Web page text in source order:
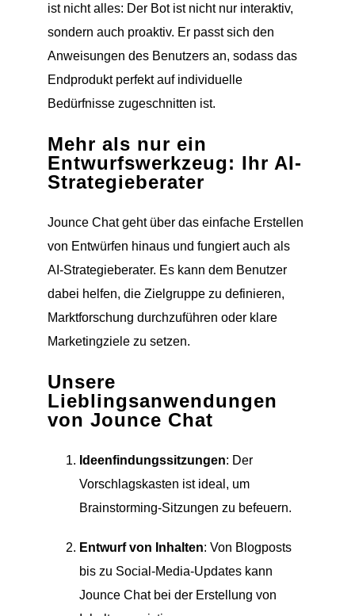
ist nicht alles: Der Bot ist nicht nur interaktiv,
sondern auch proaktiv. Er passt sich den
Anweisungen des Benutzers an, sodass das
Endprodukt perfekt auf individuelle
Bedürfnisse zugeschnitten ist.
Mehr als nur ein
Entwurfswerkzeug: Ihr AI-
Strategieberater
Jounce Chat geht über das einfache Erstellen
von Entwürfen hinaus und fungiert auch als
AI-Strategieberater. Es kann dem Benutzer
dabei helfen, die Zielgruppe zu definieren,
Marktforschung durchzuführen oder klare
Marketingziele zu setzen.
Unsere
Lieblingsanwendungen
von Jounce Chat
Ideenfindungssitzungen: Der
Vorschlagskasten ist ideal, um
Brainstorming-Sitzungen zu befeuern.
Entwurf von Inhalten: Von Blogposts
bis zu Social-Media-Updates kann
Jounce Chat bei der Erstellung von